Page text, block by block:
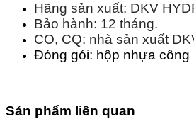
Hãng sản xuất: DKV
Bảo hành: 12 tháng.
CO, CQ: nhà sản xuất
Đóng gói: hộp nhựa công
Sản phẩm liên quan